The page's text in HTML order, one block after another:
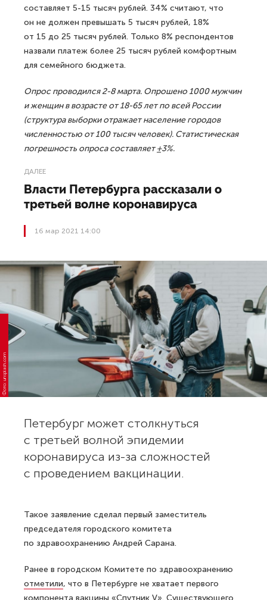
составляет 5-15 тысяч рублей. 34% считают, что
он не должен превышать 5 тысяч рублей, 18%
от 15 до 25 тысяч рублей. Только 8% респондентов
назвали платеж более 25 тысяч рублей комфортным
для семейного бюджета.
Опрос проводился 2-8 марта. Опрошено 1000 мужчин
и женщин в возрасте от 18-65 лет по всей России
(структура выборки отражает население городов
численностью от 100 тысяч человек). Статистическая
погрешность опроса составляет ±3%.
ДАЛЕЕ
Власти Петербурга рассказали о
третьей волне коронавируса
16 мар 2021 14:00
Фото: unsplash.com
Петербург может столкнуться
с третьей волной эпидемии
коронавируса из-за сложностей
с проведением вакцинации.
Такое заявление сделал первый заместитель
председателя городского комитета
по здравоохранению Андрей Сарана.
Ранее в городском Комитете по здравоохранению
отметили, что в Петербурге не хватает первого